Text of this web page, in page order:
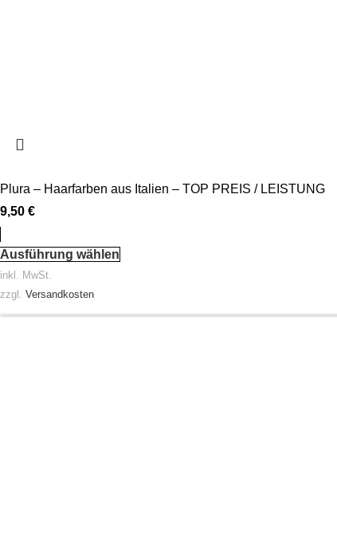
Plura – Haarfarben aus Italien – TOP PREIS / LEISTUNG
9,50 €
Ausführung wählen
inkl. MwSt.
zzgl. Versandkosten